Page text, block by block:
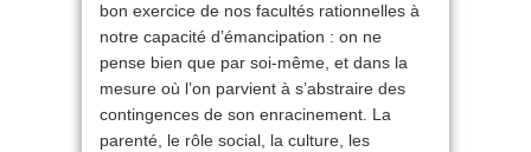
bon exercice de nos facultés rationnelles à
notre capacité d’émancipation : on ne
pense bien que par soi-même, et dans la
mesure où l’on parvient à s’abstraire des
contingences de son enracinement. La
parenté, le rôle social, la culture, les